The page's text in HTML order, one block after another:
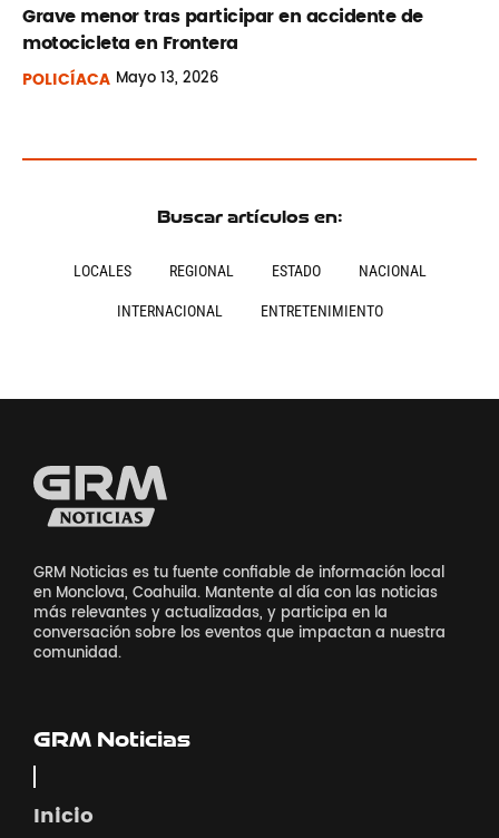
Grave menor tras participar en accidente de
motocicleta en Frontera
POLICÍACA Mayo13, 2026
Buscar artículos en:
LOCALES REGIONAL ESTADO NACIONAL
INTERNACIONAL ENTRETENIMIENTO
GRM Noticias es tu fuente confiable de información local
en Monclova, Coahuila. Mantente al día con las noticias
más relevantes y actualizadas, y participa en la
conversación sobre los eventos que impactan a nuestra
comunidad.
GRM Noticias
Inicio